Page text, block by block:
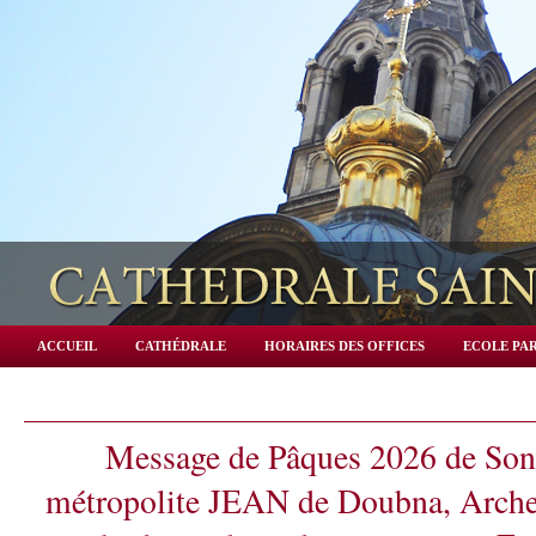
ACCUEIL CATHÉDRALE HORAIRES DES OFFICES ECOLE
Message de Pâques 2026 de
métropolite JEAN de Doubna,